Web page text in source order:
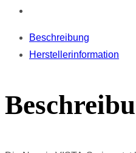
Beschreibung
Herstellerinformation